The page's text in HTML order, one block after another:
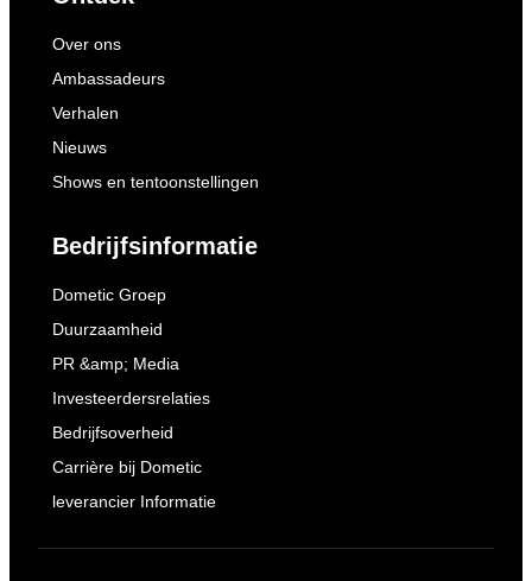
Over ons
Ambassadeurs
Verhalen
Nieuws
Shows en tentoonstellingen
Bedrijfsinformatie
Dometic Groep
Duurzaamheid
PR &amp; Media
Investeerdersrelaties
Bedrijfsoverheid
Carrière bij Dometic
leverancier Informatie